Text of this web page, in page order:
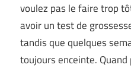
voulez pas le faire trop
avoir un test de
tandis que quelques
toujours enceinte.